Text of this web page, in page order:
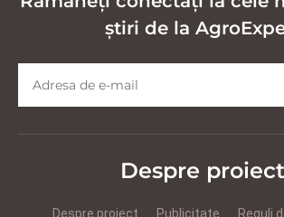
știri de la
Despre proiect
Despre proiect Publicitate Reguli